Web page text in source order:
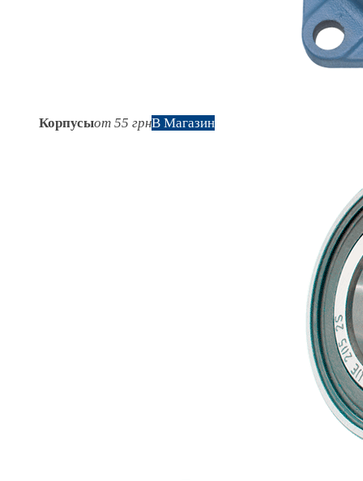
Корпусыот 55 грнВ Магазин